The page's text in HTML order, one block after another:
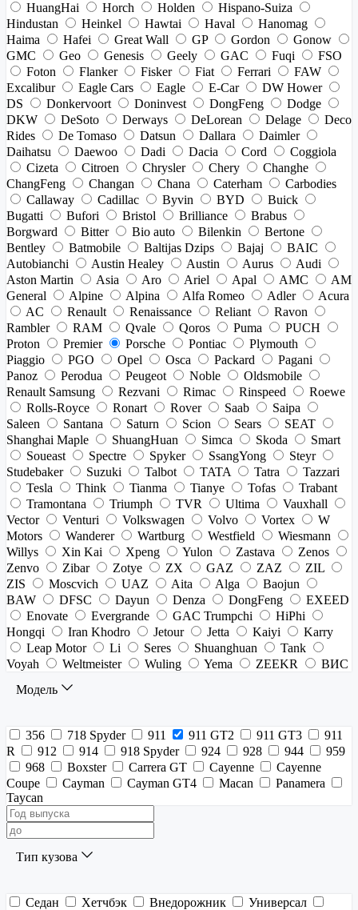
HuangHai
Horch Holden
Hispano-Suiza
Hindustan
Heinkel Hawtai Haval
Hanomag
Haima
Hafei Great Wall GP Gordon
Gonow
GMC
Geo Genesis Geely GAC Fuqi
FSO
Foton
Flanker Fisker Fiat Ferrari
FAW
Excalibur
Eagle Cars Eagle E-Car
DW Hower
DS
Donkervoort Doninvest DongFeng
Dodge
DKW
DeSoto Derways DeLorean Delage
Deco
Rides
De Tomaso Datsun Dallara
Daimler
Daihatsu
Daewoo Dadi Dacia Cord
Coggiola
Cizeta
Citroen Chrysler Chery
Changhe
ChangFeng
Changan Chana Caterham
Carbodies
Callaway
Cadillac Byvin BYD
Buick
Bugatti
Bufori Bristol Brilliance
Brabus
Borgward
Bitter Bio auto Bilenkin
Bertone
Bentley
Batmobile Baltijas Dzips Bajaj
BAIC
Autobianchi
Austin Healey Austin Aurus
Audi
Aston Martin
Asia Aro Ariel Apal AMC
AM
General
Alpine Alpina Alfa Romeo Adler
Acura
AC
Renault Renaissance Reliant
Ravon
Rambler
RAM Qvale Qoros Puma
PUCH
Proton
Premier Porsche Pontiac
Plymouth
Piaggio
PGO Opel Osca Packard
Pagani
Panoz
Perodua Peugeot Noble
Oldsmobile
Renault Samsung
Rezvani Rimac Rinspeed
Roewe
Rolls-Royce
Ronart Rover Saab
Saipa
Saleen
Santana Saturn Scion Sears
SEAT
Shanghai Maple
ShuangHuan Simca Skoda
Smart
Soueast
Spectre Spyker SsangYong
Steyr
Studebaker
Suzuki Talbot TATA Tatra
Tazzari
Tesla
Think Tianma Tianye Tofas
Trabant
Tramontana
Triumph TVR Ultima
Vauxhall
Vector
Venturi Volkswagen Volvo Vortex
W
Motors
Wanderer Wartburg Westfield
Wiesmann
Willys
Xin Kai Xpeng Yulon Zastava
Zenos
Zenvo
Zibar Zotye ZX GAZ ZAZ
ZIL
ZIS
Moscvich UAZ Aita Alga
Baojun
BAW
DFSC Dayun Denza DongFeng
EXEED
Enovate
Evergrande GAC Trumpchi
HiPhi
Hongqi
Iran Khodro Jetour Jetta Kaiyi
Karry
Leap Motor
Li Seres Shuanghuan
Tank
Voyah
Weltmeister Wuling Yema ZEEKR
ВИС
Модель
356 718 Spyder 911 911 GT2 911 GT3
911
R
912 914 918 Spyder 924 928 944
959
968
Boxster Carrera GT Cayenne
Cayenne
Coupe
Cayman Cayman GT4 Macan
Panamera
Taycan
Тип кузова
Седан Хетчбэк Внедорожник
Универсал